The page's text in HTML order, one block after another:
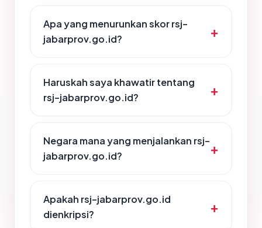
Apa yang menurunkan skor rsj-
jabarprov.go.id?
Haruskah saya khawatir tentang
rsj-jabarprov.go.id?
Negara mana yang menjalankan rsj-
jabarprov.go.id?
Apakah rsj-jabarprov.go.id
dienkripsi?